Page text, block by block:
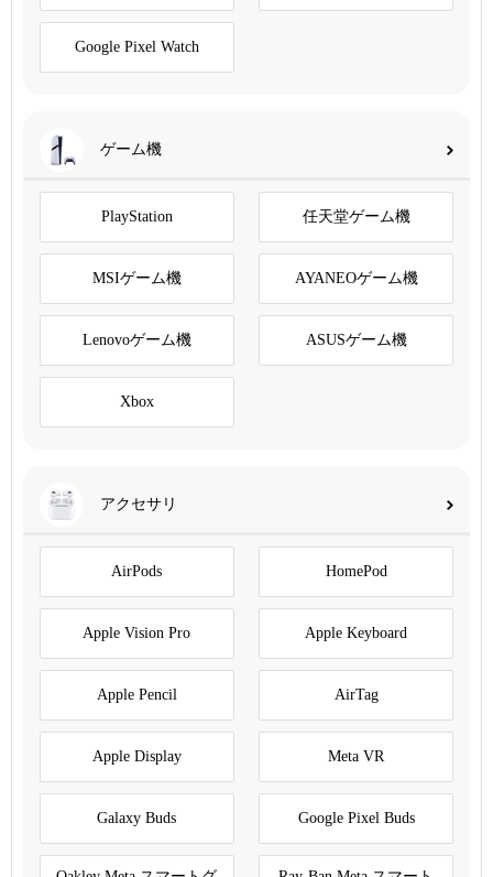
Google Pixel Watch
ゲーム機
PlayStation 任天堂ゲーム機
MSIゲーム機 AYANEOゲーム機
Lenovoゲーム機 ASUSゲーム機
Xbox
アクセサリ
AirPods HomePod
Apple Vision Pro Apple Keyboard
Apple Pencil AirTag
Apple Display Meta VR
Galaxy Buds Google Pixel Buds